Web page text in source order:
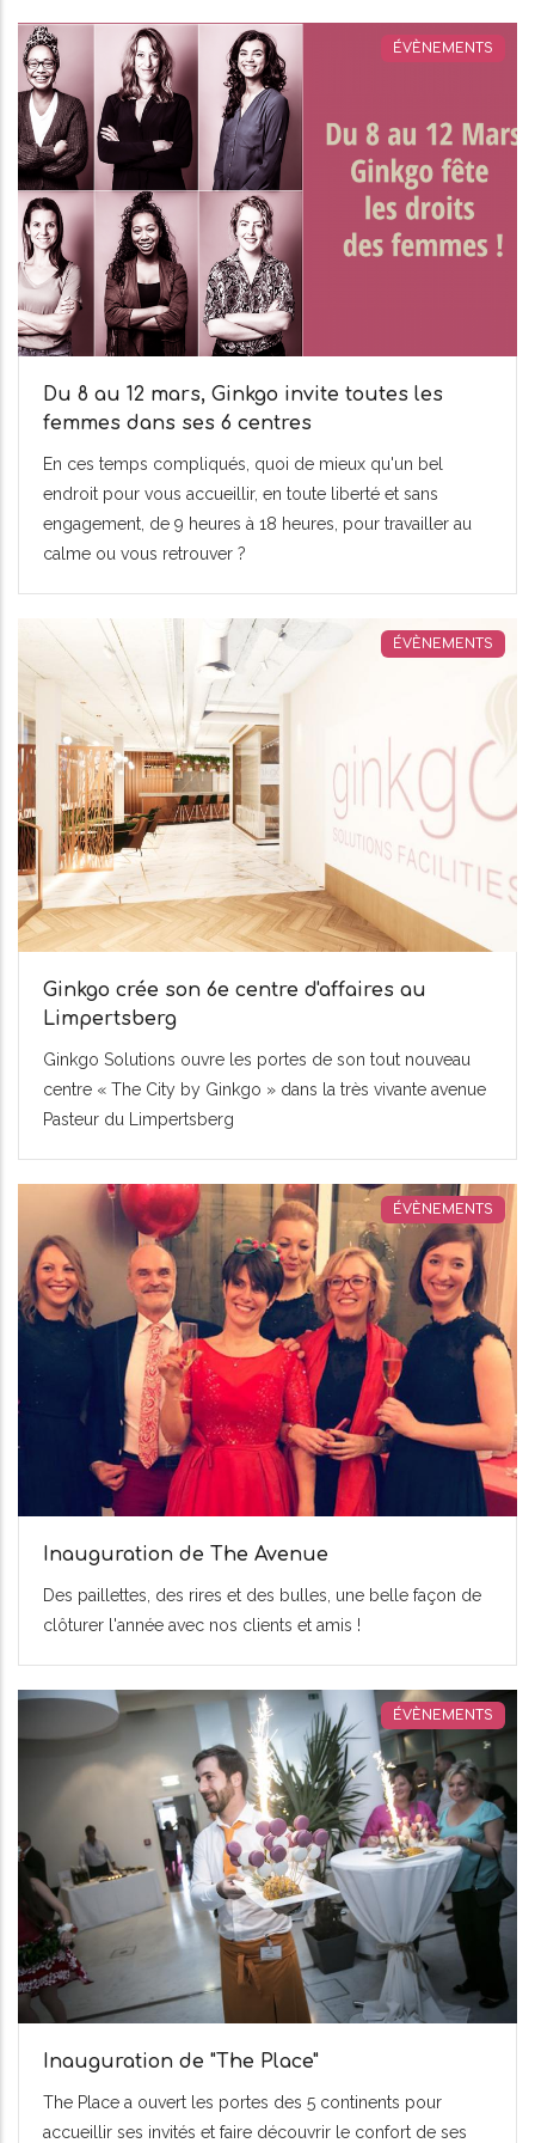
ÉVÈNEMENTS
Du 8 au 12 mars, Ginkgo invite toutes les
femmes dans ses 6 centres
En ces temps compliqués, quoi de mieux qu'un bel
endroit pour vous accueillir, en toute liberté et sans
engagement, de 9 heures à 18 heures, pour travailler au
calme ou vous retrouver ?
ÉVÈNEMENTS
Ginkgo crée son 6e centre d'affaires au
Limpertsberg
Ginkgo Solutions ouvre les portes de son tout nouveau
centre « The City by Ginkgo » dans la très vivante avenue
Pasteur du Limpertsberg
ÉVÈNEMENTS
Inauguration de The Avenue
Des paillettes, des rires et des bulles, une belle façon de
clôturer l'année avec nos clients et amis !
ÉVÈNEMENTS
Inauguration de "The Place"
The Place a ouvert les portes des 5 continents pour
accueillir ses invités et faire découvrir le confort de ses